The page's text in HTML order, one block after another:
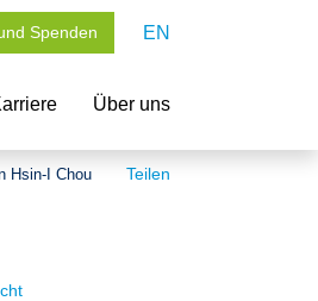
Spenden EN
Über uns
Hsin-I Chou Teilen